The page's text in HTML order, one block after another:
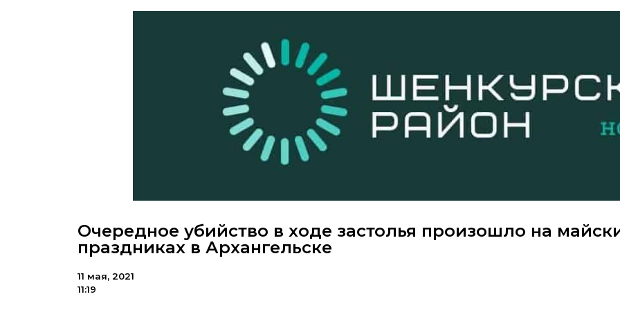
Очередное убийство в ходе застолья произошло на
праздниках в Архангельске
11 мая, 2021
11:19